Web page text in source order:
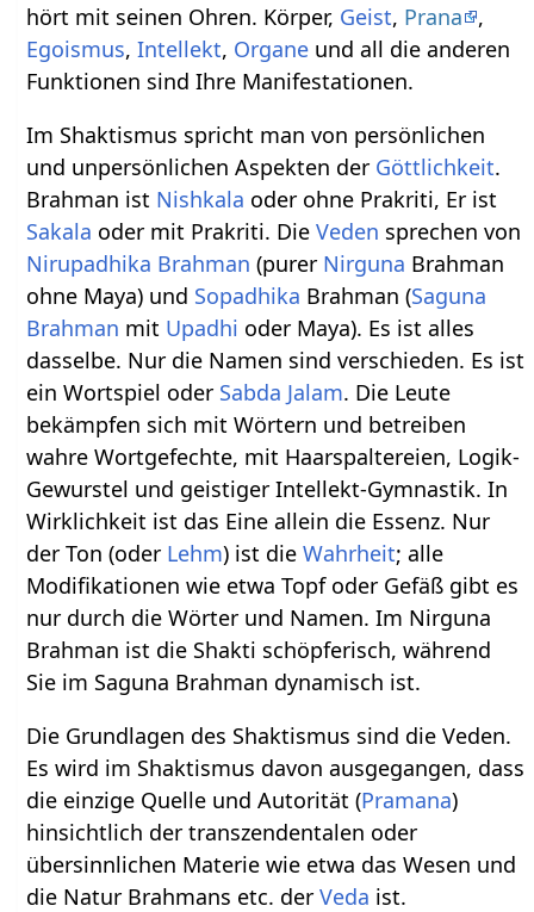
hört mit seinen Ohren. Körper, Geist, Prana
,
Egoismus,Intellekt, Organe und all die anderen
Funktionen sind Ihre Manifestationen.
Im Shaktismus spricht man von persönlichen
und unpersönlichen Aspekten der Göttlichkeit.
Brahman ist Nishkala oder ohne Prakriti, Er ist
Sakala oder mit Prakriti. DieVeden sprechen von
Nirupadhika Brahman (purer Nirguna Brahman
ohne Maya) und Sopadhika Brahman (Saguna
Brahman mit Upadhi oder Maya). Es ist alles
dasselbe. Nur die Namen sind verschieden. Es ist
ein Wortspiel oder Sabda Jalam. Die Leute
bekämpfen sich mit Wörtern und betreiben
wahre Wortgefechte, mit Haarspaltereien, Logik-
Gewurstel und geistiger Intellekt-Gymnastik. In
Wirklichkeit ist das Eine allein die Essenz. Nur
der Ton (oder Lehm) ist dieWahrheit; alle
Modifikationen wie etwa Topf oder Gefäß gibt es
nur durch die Wörter und Namen. Im Nirguna
Brahman ist die Shakti schöpferisch, während
Sie im Saguna Brahman dynamisch ist.
Die Grundlagen des Shaktismus sind die Veden.
Es wird im Shaktismus davon ausgegangen, dass
die einzige Quelle und Autorität (Pramana)
hinsichtlich der transzendentalen oder
übersinnlichen Materie wie etwa das Wesen und
die Natur Brahmans etc. derVeda ist.